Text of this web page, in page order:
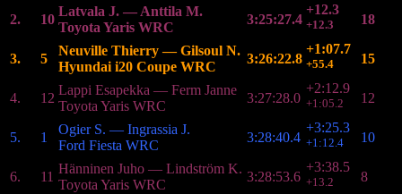
2. 10
Latvala J. — Anttila M.
Toyota Yaris WRC
3:25:27.4
+12.3
+12.3 18
3. 5
Neuville Thierry—Gilsoul N.
Hyundai i20 Coupe WRC
3:26:22.8
+1:07.7
+55.4 15
4. 12
Lappi Esapekka — Ferm Janne
Toyota Yaris WRC
3:27:28.0
+2:12.9
+1:05.2 12
5. 1
Ogier S. — Ingrassia J.
Ford Fiesta WRC
3:28:40.4
+3:25.3
+1:12.4 10
6. 11
Hänninen Juho — Lindström K.
Toyota Yaris WRC
3:28:53.6
+3:38.5
+13.2 8